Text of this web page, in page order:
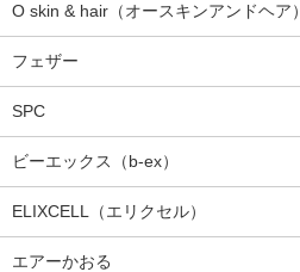
O skin & hair（オースキンアンドヘア）
フェザー
SPC
ビーエックス（b-ex）
ELIXCELL（エリクセル）
エアーかおる